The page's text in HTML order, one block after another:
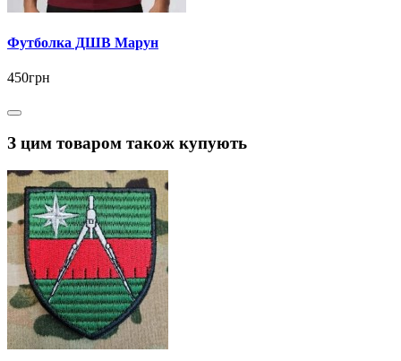
Футболка ДШВ Марун
450грн
З цим товаром також купують